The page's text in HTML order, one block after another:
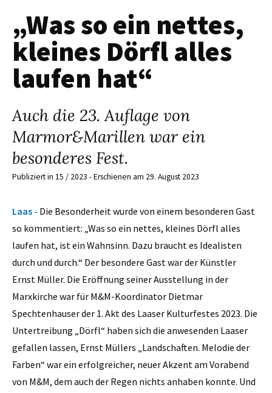
„Was so ein nettes,
kleines Dörfl alles
laufen hat“
Auch die 23. Auflage von
Marmor&Marillen war ein
besonderes Fest.
Publiziert in 15 / 2023 - Erschienen am 29. August 2023
Laas - Die Besonderheit wurde von einem besonderen Gast
so kommentiert: „Was so ein nettes, kleines Dörfl alles
laufen hat, ist ein Wahnsinn. Dazu braucht es Idealisten
durch und durch.“ Der besondere Gast war der Künstler
Ernst Müller. Die Eröffnung seiner Ausstellung in der
Marxkirche war für M&M-Koordinator Dietmar
Spechtenhauser der 1. Akt des Laaser Kulturfestes 2023. Die
Untertreibung „Dörfl“ haben sich die anwesenden Laaser
gefallen lassen, Ernst Müllers „Landschaften. Melodie der
Farben“ war ein erfolgreicher, neuer Akzent am Vorabend
von M&M, dem auch der Regen nichts anhaben konnte. Und